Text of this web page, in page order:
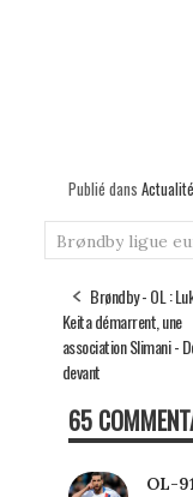
Publié dans
Brøndby ligue
Brøndby - OL :
Keita démarrent, une
association Slimani -
devant
65
OL-